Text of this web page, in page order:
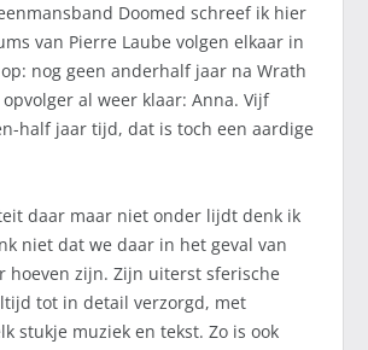
Doomed schreef ik hier
van Pierre Laube volgen elkaar in
nog geen anderhalf jaar na Wrath
al weer klaar: Anna. Vijf
half jaar tijd, dat is toch een aardige
daar maar niet onder lijdt denk ik
niet dat we daar in het geval van
hoeven zijn. Zijn uiterst sferische
tot in detail verzorgd, met
stukje muziek en tekst. Zo is ook